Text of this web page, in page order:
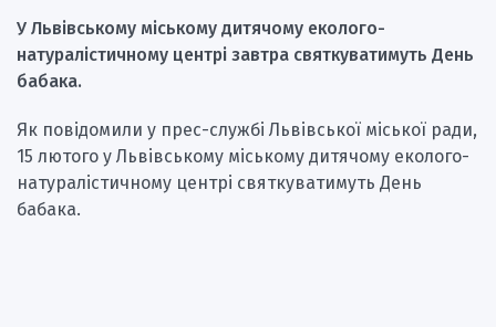
У Львівському міському дитячому еколого-
натуралістичному центрі завтра святкуватимуть День
бабака.
Як повідомили у прес-службі Львівської міської ради,
15 лютого у Львівському міському дитячому еколого-
натуралістичному центрі святкуватимуть День
бабака.